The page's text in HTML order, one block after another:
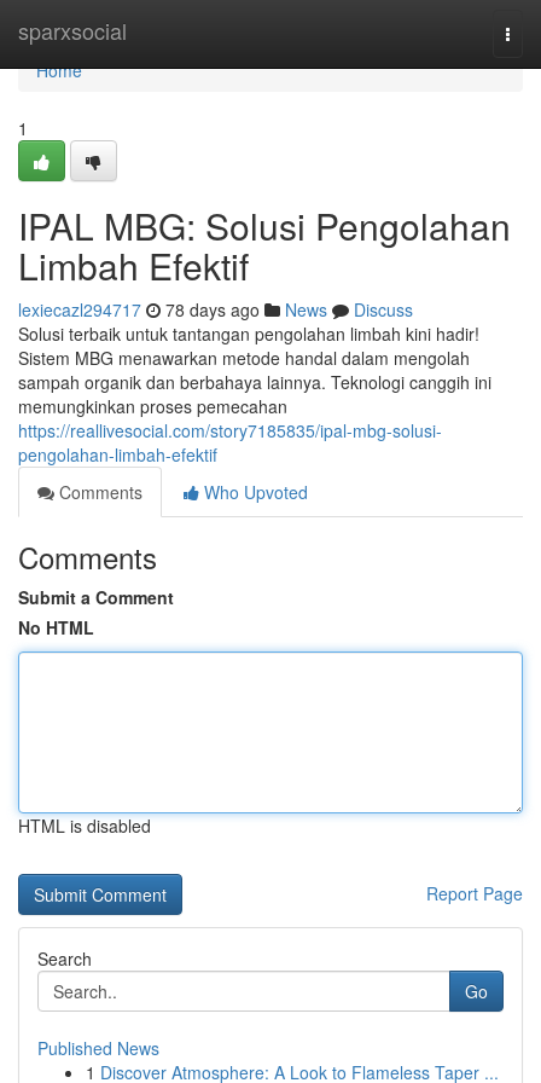
sparxsocial
Home
Home
1
IPAL MBG: Solusi Pengolahan
Limbah Efektif
lexiecazl294717 78 days ago News
Discuss
Solusi terbaik untuk tantangan pengolahan limbah kini hadir!
Sistem MBG menawarkan metode handal dalam mengolah
sampah organik dan berbahaya lainnya. Teknologi canggih ini
memungkinkan proses pemecahan
https://reallivesocial.com/story7185835/ipal-mbg-solusi-
pengolahan-limbah-efektif
Comments
Who Upvoted
Comments
Submit a Comment
No HTML
HTML is disabled
Report Page
Search
Go
Published News
1 Discover Atmosphere: A Look to Flameless Taper ...